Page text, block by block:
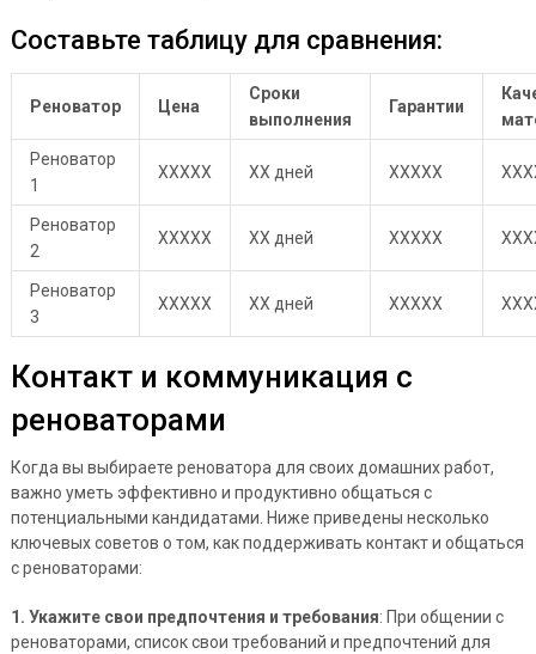
Составьте таблицу для сравнения:
Реноватор Цена
Сроки
выполнения
Гарантии
Реноватор
1
XXXXX XX дней XXXXX
Реноватор
2
XXXXX XX дней XXXXX
Реноватор
3
XXXXX XX дней XXXXX
Контакт и коммуникация с
реноваторами
Когда вы выбираете реноватора для своих домашних работ,
важно уметь эффективно и продуктивно общаться с
потенциальными кандидатами. Ниже приведены несколько
ключевых советов о том, как поддерживать контакт и общаться
с реноваторами:
1. Укажите свои предпочтения и требования: При общении с
реноваторами, список свои требований и предпочтений для